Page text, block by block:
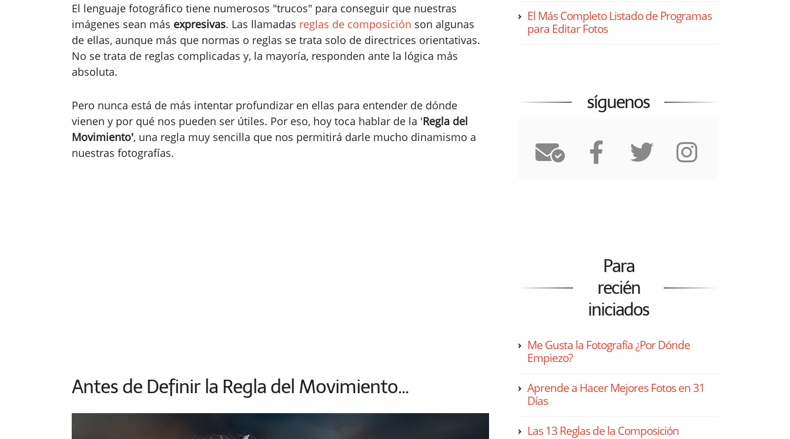
El lenguaje fotográfico tiene numerosos "trucos" para conseguir que nuestras
imágenes sean más expresivas. Las llamadas reglas de composición son algunas
de ellas, aunque más que normas o reglas se trata solo de directrices orientativas.
No se trata de reglas complicadas y, la mayoría, responden ante la lógica más
absoluta.
Pero nunca está de más intentar profundizar en ellas para entender de dónde
vienen y por qué nos pueden ser útiles. Por eso, hoy toca hablar de la 'Regla del
Movimiento', una regla muy sencilla que nos permitirá darle mucho dinamismo a
nuestras fotografías.
Antes de Definir la Regla del Movimiento...
El Más Completo Listado de Programas
para Editar Fotos
síguenos
Para
recién
iniciados
Me Gusta la Fotografía ¿Por Dónde
Empiezo?
Aprende a Hacer Mejores Fotos en 31
Días
Las 13 Reglas de la Composición